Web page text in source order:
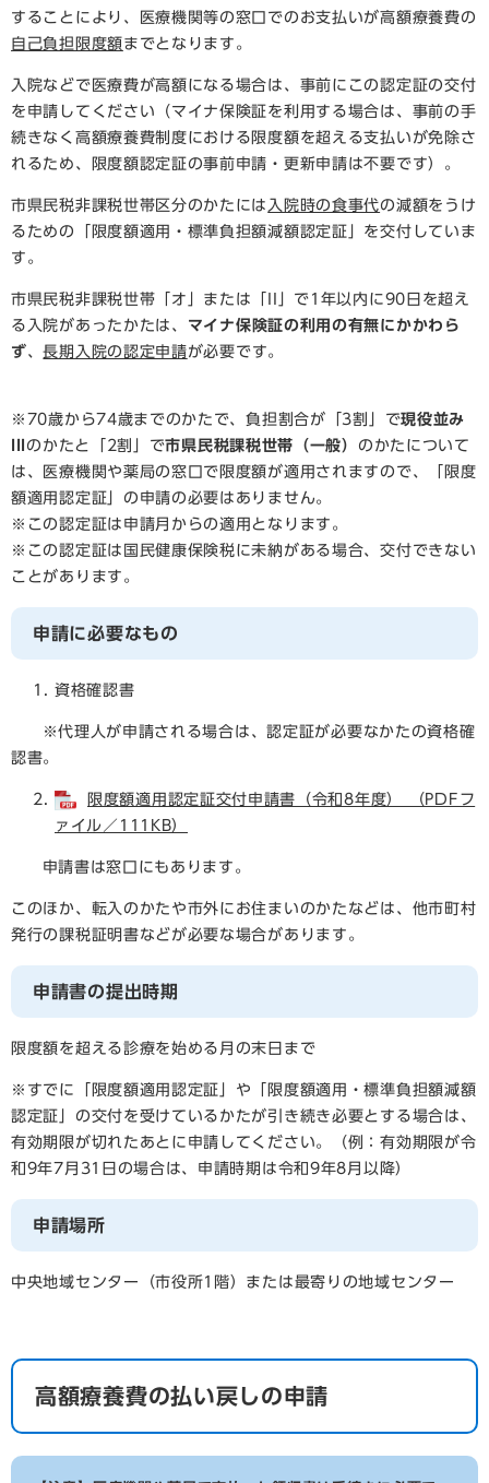
することにより、医療機関等の窓口でのお支払いが高額療養費の
自己負担限度額 までとなります。
入院などで医療費が高額になる場合は、事前にこの認定証の交付
を申請してください（マイナ保険証を利用する場合は、事前の手
続きなく高額療養費制度における限度額を超える支払いが免除さ
れるため、限度額認定証の事前申請・更新申請は不要です）。
市県民税非課税世帯区分のかたには 入院時の食事代の減額をうけ
るための「限度額適用・標準負担額減額認定証」を交付していま
す。
市県民税非課税世帯「オ」または「II」で1年以内に90日を超え
る入院があったかたは、 マイナ保険証の利用の有無にかかわら
ず、長期入院の認定申請が必要です。
※70歳から74歳までのかたで、負担割合が「3割」で現役並み
のかたと「2割」で市県民税課税世帯（一般） のかたについて
は、医療機関や薬局の窓口で限度額が適用されますので、「限度
額適用認定証」の申請の必要はありません。
※この認定証は申請月からの適用となります。
※この認定証は国民健康保険税に未納がある場合、交付できない
ことがあります。
申請に必要なもの
資格確認書
※代理人が申請される場合は、認定証が必要なかたの資格確
認書。
限度額適用認定証交付申請書（令和8年度） （PDFフ
ァイル／111KB）
申請書は窓口にもあります。
このほか、転入のかたや市外にお住まいのかたなどは、他市町村
発行の課税証明書などが必要な場合があります。
申請書の提出時期
限度額を超える診療を始める月の末日まで
※すでに「限度額適用認定証」や「限度額適用・標準負担額減額
認定証」の交付を受けているかたが引き続き必要とする場合は、
有効期限が切れたあとに申請してください。（例：有効期限が令
和9年7月31日の場合は、申請時期は令和9年8月以降）
申請場所
中央地域センター（市役所1階）または最寄りの地域センター
高額療養費の払い戻しの申請